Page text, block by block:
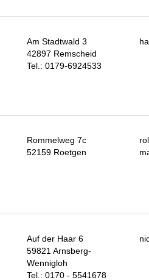
Am Stadtwald 3
42897 Remscheid
Tel.: 0179-6924533
Rommelweg 7c
52159 Roetgen
Auf der Haar 6
59821 Arnsberg-
Wennigloh
Tel.: 0170 - 5541678